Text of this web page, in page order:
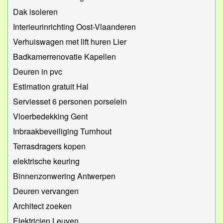
Dak isoleren
Interieurinrichting Oost-Vlaanderen
Verhuiswagen met lift huren Lier
Badkamerrenovatie Kapellen
Deuren in pvc
Estimation gratuit Hal
Serviesset 6 personen porselein
Vloerbedekking Gent
Inbraakbeveiliging Turnhout
Terrasdragers kopen
elektrische keuring
Binnenzonwering Antwerpen
Deuren vervangen
Architect zoeken
Elektricien Leuven